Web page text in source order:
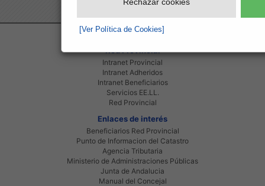
[Ver Política de Cookies]
Red Provincial
Intranet Provincial
Intranet Adheridos
Intranet Beneficiarios
Servicios EE.LL.
Red Provincial
Enlaces de interés
Beneficiarios Red Provincial
Punto de Informacion del Catastro
Agencia Tributaria
Ministerio de Administraciones Públicas
Junta de Andalucia
Manual del Concejal